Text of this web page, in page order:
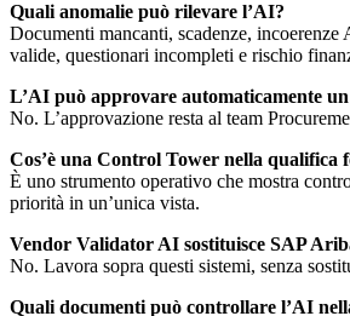
Quali anomalie può rilevare l’AI?
Documenti mancanti, scadenze,
valide, questionari incompleti e rischio
L’AI può approvare automaticamente
No. L’approvazione resta al team
Cos’è una Control Tower nella qualifica
È uno strumento operativo che mostra
priorità in un’unica vista.
Vendor Validator AI sostituisce SAP
No. Lavora sopra questi sistemi, senza
Quali documenti può controllare l’AI